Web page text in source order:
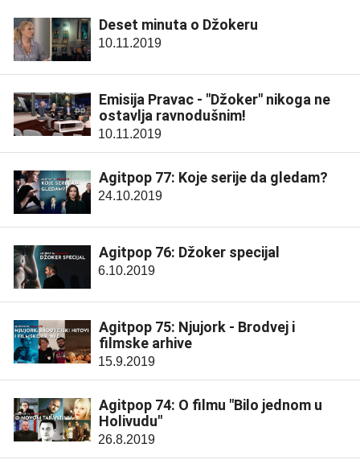
Deset minuta o Džokeru
10.11.2019
Emisija Pravac - "Džoker" nikoga ne
ostavlja ravnodušnim!
10.11.2019
Agitpop 77: Koje serije da gledam?
24.10.2019
Agitpop 76: Džoker specijal
6.10.2019
Agitpop 75: Njujork - Brodvej i
filmske arhive
15.9.2019
Agitpop 74: O filmu "Bilo jednom u
Holivudu"
26.8.2019